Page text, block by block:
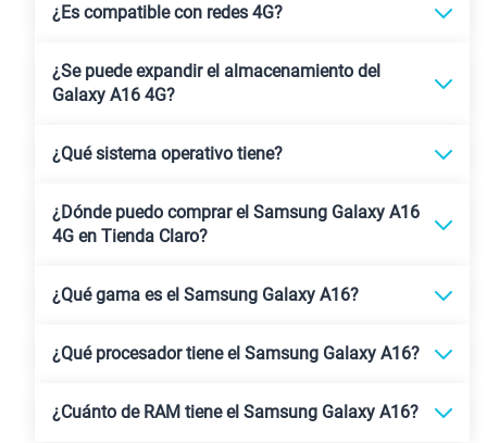
¿Es compatible con redes 4G?
¿Se puede expandir el almacenamiento del
Galaxy A16 4G?
¿Qué sistema operativo tiene?
¿Dónde puedo comprar el Samsung Galaxy A16
4G en Tienda Claro?
¿Qué gama es el Samsung Galaxy A16?
¿Qué procesador tiene el Samsung Galaxy A16?
¿Cuánto de RAM tiene el Samsung Galaxy A16?